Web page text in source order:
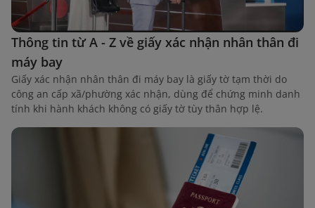
Thông tin từ A - Z về giấy xác nhận nhân thân đi
máy bay
Giấy xác nhận nhân thân đi máy bay là giấy tờ tạm thời do
công an cấp xã/phường xác nhận, dùng để chứng minh danh
tính khi hành khách không có giấy tờ tùy thân hợp lệ.